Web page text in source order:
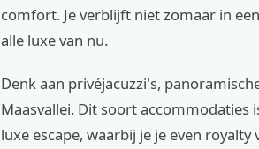
comfort. Je verblijft niet zomaar in
alle luxe van nu.
Denk aan privéjacuzzi's,
Maasvallei. Dit soort accommodaties
luxe escape, waarbij je je even